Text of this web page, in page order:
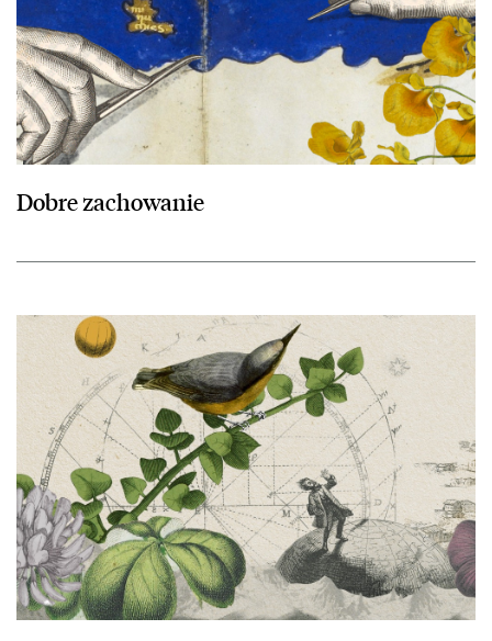
Dobre zachowanie
przejdź do Winien czy ma